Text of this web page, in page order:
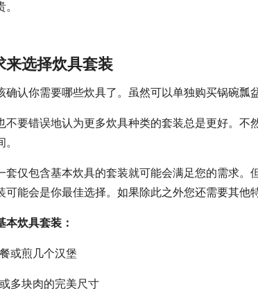
来选择炊具套装
确认你需要哪些炊具了。虽然可以单独购买锅碗瓢
不要错误地认为更多炊具种类的套装总是更好。不
套仅包含基本炊具的套装就可能会满足您的需求。
可能会是你最佳选择。如果除此之外您还需要其他
本炊具套装：
或煎几个汉堡
多块肉的完美尺寸